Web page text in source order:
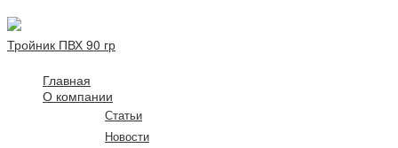
Тройник ПВХ 90 гр
Главная
О компании
Статьи
Новости